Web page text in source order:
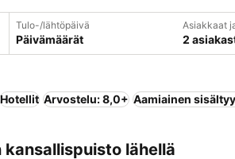
Tulo-/lähtöpäivä
Päivämäärät
Asiakkaat
2
Hotellit Arvostelu: 8,0+ Aamiainen
lähellä